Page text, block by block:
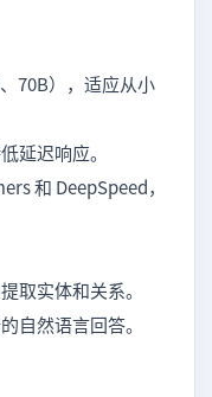
70B），适应从小
延迟响应。
和 DeepSpeed，
取实体和关系。
自然语言回答。